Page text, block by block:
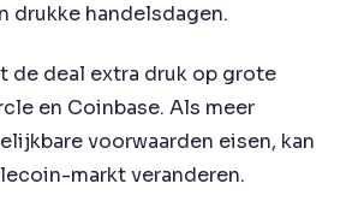
drukke handelsdagen.
de deal extra druk op grote
en Coinbase. Als meer
voorwaarden eisen, kan
markt veranderen.